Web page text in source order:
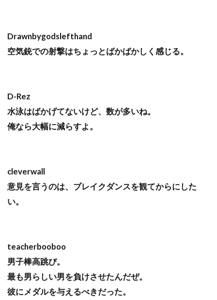
Drawnbygodslefthand
空気銃での射撃はちょっとばかばかしく感じる。
D-Rez
水泳はばかげてないけど、数が多いね。
俺なら大幅に減らすよ。
cleverwall
意見を言うのは、ブレイクダンスを観てからにした
い。
teacherbooboo
男子棒高跳び。
最も男らしい男を負けさせたんだぜ。
彼にメダルを与えるべきだった。